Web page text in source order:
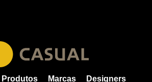
Produtos Marcas Designers